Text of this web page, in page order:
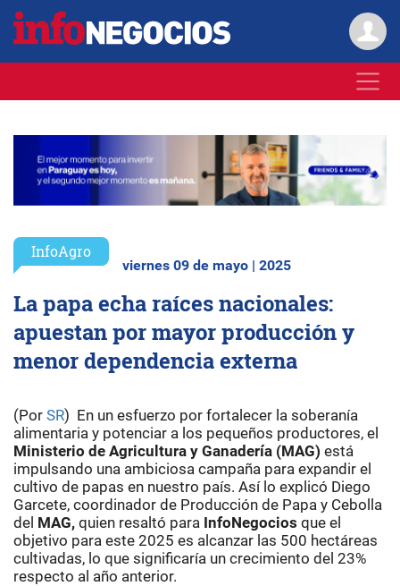
InfoAgro
viernes 09 de mayo | 2025
La papa echa raíces nacionales:
apuestan por mayor producción y
menor dependencia externa
(Por SR) En un esfuerzo por fortalecer la soberanía
alimentaria y potenciar a los pequeños productores, el
Ministerio de Agricultura y Ganadería (MAG) está
impulsando una ambiciosa campaña para expandir el
cultivo de papas en nuestro país. Así lo explicó Diego
Garcete, coordinador de Producción de Papa y Cebolla
del MAG, quien resaltó para InfoNegocios que el
objetivo para este 2025 es alcanzar las 500 hectáreas
cultivadas, lo que significaría un crecimiento del 23%
respecto al año anterior.